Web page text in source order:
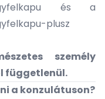
és a
plusz
személy
függetlenül.
a konzulátuson?